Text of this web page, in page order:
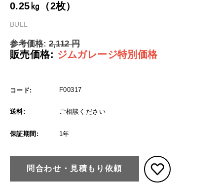
0.25㎏（2枚）
BULL
参考価格: 2,112 円
販売価格: ジムガレージ特別価格
コード: F00317
送料: ご相談ください
保証期間: 1年
問合わせ・見積もり依頼